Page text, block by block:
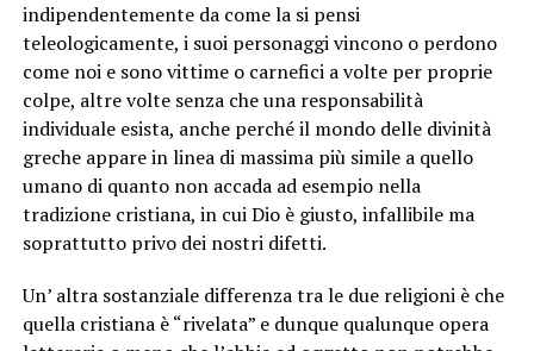
indipendentemente da come la si pensi
teleologicamente, i suoi personaggi vincono o perdono
come noi e sono vittime o carnefici a volte per proprie
colpe, altre volte senza che una responsabilità
individuale esista, anche perché il mondo delle divinità
greche appare in linea di massima più simile a quello
umano di quanto non accada ad esempio nella
tradizione cristiana, in cui Dio è giusto, infallibile ma
soprattutto privo dei nostri difetti.
Un’ altra sostanziale differenza tra le due religioni è che
quella cristiana è “rivelata” e dunque qualunque opera